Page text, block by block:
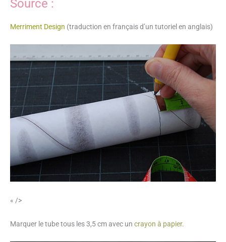
Source :
Merriment Design (traduction en français d’un tutoriel en anglais)
« />
Marquer le tube tous les 3,5 cm avec un crayon à papier.